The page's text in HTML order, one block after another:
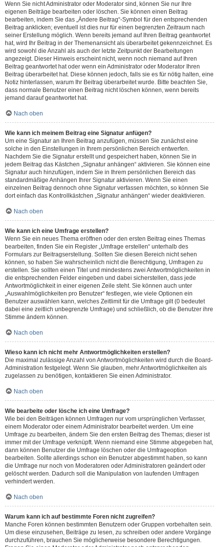
Wenn Sie nicht Administrator oder Moderator sind, können Sie nur Ihre
eigenen Beiträge bearbeiten oder löschen. Sie können einen Beitrag
bearbeiten, indem Sie das „Ändere Beitrag“-Symbol für den entsprechenden
Beitrag anklicken; eventuell ist dies nur für einen begrenzten Zeitraum nach
seiner Erstellung möglich. Wenn bereits jemand auf Ihren Beitrag geantwortet
hat, wird Ihr Beitrag in der Themenansicht als überarbeitet gekennzeichnet. Es
wird sowohl die Anzahl als auch der letzte Zeitpunkt der Bearbeitungen
angezeigt. Dieser Hinweis erscheint nicht, wenn noch niemand auf Ihren
Beitrag geantwortet hat oder wenn ein Administrator oder Moderator Ihren
Beitrag überarbeitet hat. Diese können jedoch, falls sie es für nötig halten, eine
Notiz hinterlassen, warum Ihr Beitrag überarbeitet wurde. Bitte beachten Sie,
dass normale Benutzer einen Beitrag nicht löschen können, wenn bereits
jemand darauf geantwortet hat.
Nach oben
Wie kann ich meinem Beitrag eine Signatur anfügen?
Um eine Signatur an Ihren Beitrag anzufügen, müssen Sie zunächst eine
solche in den Einstellungen in Ihrem persönlichen Bereich entwerfen.
Nachdem Sie die Signatur erstellt und gespeichert haben, können Sie in
jedem Beitrag das Kästchen „Signatur anhängen“ aktivieren. Sie können eine
Signatur auch hinzufügen, indem Sie in Ihrem persönlichen Bereich das
standardmäßige Anhängen Ihrer Signatur aktivieren. Wenn Sie einen
einzelnen Beitrag dennoch ohne Signatur verfassen möchten, so können Sie
dort einfach das Kontrollkästchen „Signatur anhängen“ wieder deaktivieren.
Nach oben
Wie kann ich eine Umfrage erstellen?
Wenn Sie ein neues Thema eröffnen oder den ersten Beitrag eines Themas
bearbeiten, finden Sie ein Register „Umfrage erstellen“ unterhalb des
Formulars zur Beitragserstellung. Sollten Sie diesen Bereich nicht sehen
können, so haben Sie wahrscheinlich nicht die Berechtigung, Umfragen zu
erstellen. Sie sollten einen Titel und mindestens zwei Antwortmöglichkeiten in
die entsprechenden Felder eingeben und dabei sicherstellen, dass jede
Antwortmöglichkeit in einer eigenen Zeile steht. Sie können auch unter
„Auswahlmöglichkeiten pro Benutzer“ festlegen, wie viele Optionen ein
Benutzer auswählen kann, welches Zeitlimit für die Umfrage gilt (0 bedeutet
dabei eine zeitlich unbegrenzte Umfrage) und schließlich, ob die Benutzer ihre
Stimme ändern können.
Nach oben
Wieso kann ich nicht mehr Antwortmöglichkeiten erstellen?
Die maximal zulässige Anzahl von Antwortmöglichkeiten wird durch die Board-
Administration festgelegt. Wenn Sie glauben, mehr Antwortmöglichkeiten als
zugelassen zu benötigen, kontaktieren Sie einen Administrator.
Nach oben
Wie bearbeite oder lösche ich eine Umfrage?
Wie bei den Beiträgen können Umfragen nur vom ursprünglichen Verfasser,
einem Moderator oder einem Administrator bearbeitet werden. Um eine
Umfrage zu bearbeiten, ändern Sie den ersten Beitrag des Themas; dieser ist
immer mit der Umfrage verknüpft. Wenn niemand eine Stimme abgegeben hat,
dann können Benutzer die Umfrage löschen oder die Umfrageoption
bearbeiten. Sollte allerdings schon ein Benutzer abgestimmt haben, so kann
die Umfrage nur noch von Moderatoren oder Administratoren geändert oder
gelöscht werden. Dadurch soll die Manipulation von laufenden Umfragen
verhindert werden.
Nach oben
Warum kann ich auf bestimmte Foren nicht zugreifen?
Manche Foren können bestimmten Benutzern oder Gruppen vorbehalten sein.
Um diese einzusehen, Beiträge zu lesen, zu schreiben oder andere Vorgänge
durchzuführen, brauchen Sie möglicherweise besondere Berechtigungen.